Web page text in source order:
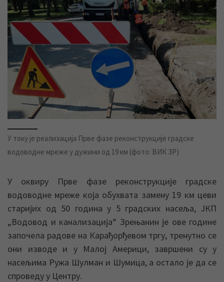
У току је реализација Прве фазе реконструкције градске
водоводне мреже у дужини од 19 км (фото: ВИК ЗР)
У оквиру Прве фазе реконструкције градске
водоводне мреже која обухвата замену 19 км цеви
старијих од 50 година у 5 градских насеља, ЈКП
„Водовод и канализација“ Зрењанин је ове године
започела радове на Карађорђевом тргу, тренутно се
они изводе и у Малој Америци, завршени су у
насељима Ружа Шулман и Шумица, а остало је да се
спроведу у Центру.